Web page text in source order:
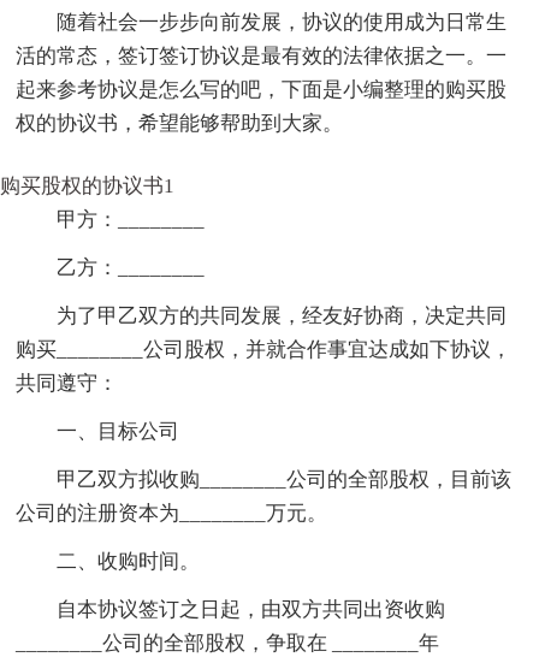
随着社会一步步向前发展，协议的使用成为日常生
活的常态，签订签订协议是最有效的法律依据之一。一
起来参考协议是怎么写的吧，下面是小编整理的购买股
权的协议书，希望能够帮助到大家。
购买股权的协议书1
甲方：________
乙方：________
为了甲乙双方的共同发展，经友好协商，决定共同
购买________公司股权，并就合作事宜达成如下协议，
共同遵守：
一、目标公司
甲乙双方拟收购________公司的全部股权，目前该
公司的注册资本为________万元。
二、收购时间。
自本协议签订之日起，由双方共同出资收购
________公司的全部股权，争取在 ________年